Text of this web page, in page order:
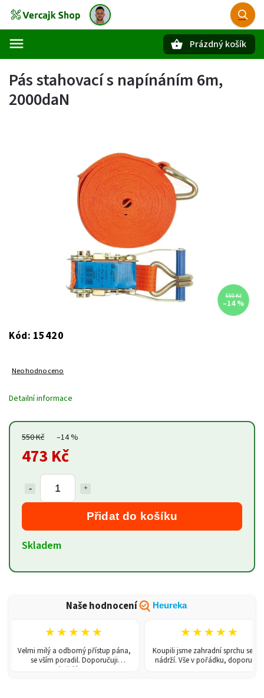
Prázdný košík
Pás stahovací s napínáním 6m,
2000daN
550 Kč
–14 %
Kód: 15420
Neohodnoceno
550 Kč –14 %
473 Kč
Přidat do košíku
Skladem
Detailní informace
Naše hodnocení Heureka
★★★★★
Velmi milý a odborný přístup pána,
se vším poradil. Doporučuji
každému!
★★★★★
Koupili jsme zahradní sprchu se 150l
nádrží. Vše v pořádku, doporučuji.